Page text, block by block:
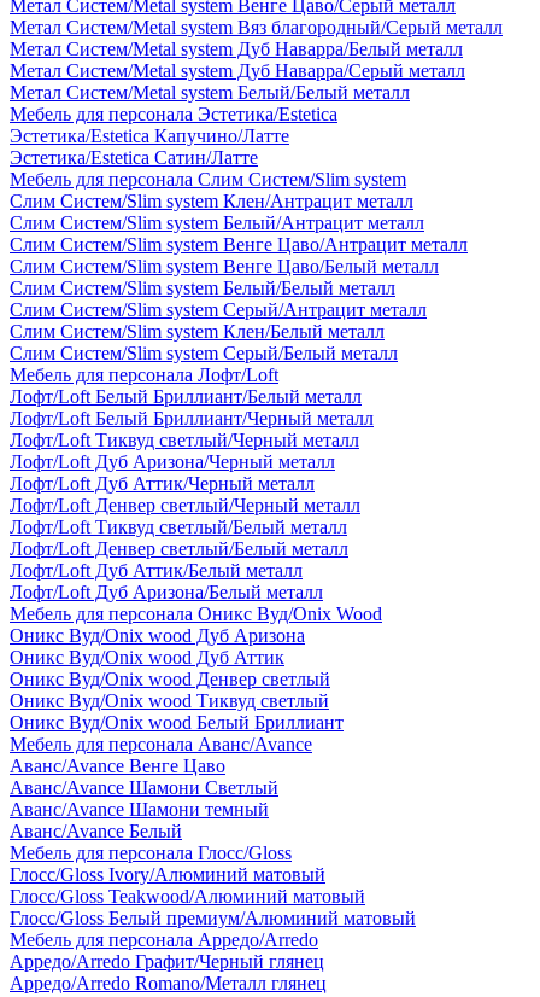
Метал Систем/Metal system Венге Цаво/Серый металл
Метал Систем/Metal system Вяз благородный/Серый металл
Метал Систем/Metal system Дуб Наварра/Белый металл
Метал Систем/Metal system Дуб Наварра/Серый металл
Метал Систем/Metal system Белый/Белый металл
Мебель для персонала Эстетика/Estetica
Эстетика/Estetica Капучино/Латте
Эстетика/Estetica Сатин/Латте
Мебель для персонала Слим Систем/Slim system
Слим Систем/Slim system Клен/Антрацит металл
Слим Систем/Slim system Белый/Антрацит металл
Слим Систем/Slim system Венге Цаво/Антрацит металл
Слим Систем/Slim system Венге Цаво/Белый металл
Слим Систем/Slim system Белый/Белый металл
Слим Систем/Slim system Серый/Антрацит металл
Слим Систем/Slim system Клен/Белый металл
Слим Систем/Slim system Серый/Белый металл
Мебель для персонала Лофт/Loft
Лофт/Loft Белый Бриллиант/Белый металл
Лофт/Loft Белый Бриллиант/Черный металл
Лофт/Loft Тиквуд светлый/Черный металл
Лофт/Loft Дуб Аризона/Черный металл
Лофт/Loft Дуб Аттик/Черный металл
Лофт/Loft Денвер светлый/Черный металл
Лофт/Loft Тиквуд светлый/Белый металл
Лофт/Loft Денвер светлый/Белый металл
Лофт/Loft Дуб Аттик/Белый металл
Лофт/Loft Дуб Аризона/Белый металл
Мебель для персонала Оникс Вуд/Onix Wood
Оникс Вуд/Onix wood Дуб Аризона
Оникс Вуд/Onix wood Дуб Аттик
Оникс Вуд/Onix wood Денвер светлый
Оникс Вуд/Onix wood Тиквуд светлый
Оникс Вуд/Onix wood Белый Бриллиант
Мебель для персонала Аванс/Avance
Аванс/Avance Венге Цаво
Аванс/Avance Шамони Светлый
Аванс/Avance Шамони темный
Аванс/Avance Белый
Мебель для персонала Глосс/Gloss
Глосс/Gloss Ivory/Алюминий матовый
Глосс/Gloss Teakwood/Алюминий матовый
Глосс/Gloss Белый премиум/Алюминий матовый
Мебель для персонала Арредо/Arredo
Арредо/Arredo Графит/Черный глянец
Арредо/Arredo Romano/Металл глянец